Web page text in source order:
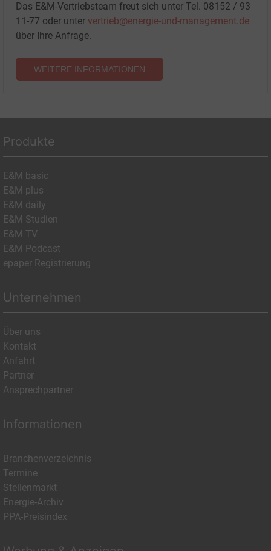
Das E&M-Vertriebsteam freut sich unter Tel. 08152 / 93
11-77 oder unter vertrieb@energie-und-management.de
über Ihre Anfrage.
WEITERE INFORMATIONEN
Produkte
E&M basic
E&M plus
E&M daily
E&M Studien
E&M TV
E&M Podcast
epaper Registrierung
Unternehmen
Über uns
Kontakt
Anfahrt
Partner
Ansprechpartner
Informationen
Branchenverzeichnis
Termine
Stellenmarkt
Energie-Archiv
PPA-Preisindex